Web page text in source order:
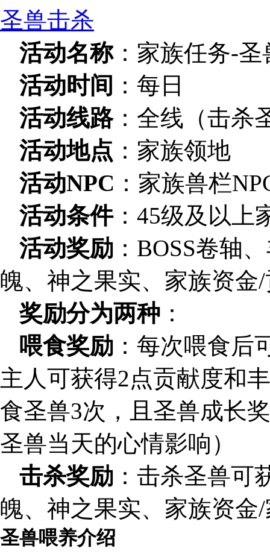
圣兽击杀
活动名称：家族任务-圣
活动时间 ：每日
活动线路：全线（击杀
活动地点 ：家族领地
活动NPC ：家族兽栏
活动条件：45级及以上
活动奖励 ：BOSS卷轴
魄、神之果实、家族资金
奖励分为两种 ：
喂食奖励 ：每次喂食后
主人可获得2点贡献度和
食圣兽3次，且圣兽成长
圣兽当天的心情影响）
击杀奖励 ：击杀圣兽可
魄、神之果实、家族资金
圣兽喂养介绍